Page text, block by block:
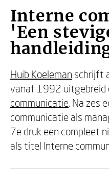
Interne
'Een
Huib Koeleman schrijft
vanaf 1992 uitgebreid
communicatie. Na zes
communicatie als
7e druk een compleet
als titel Interne